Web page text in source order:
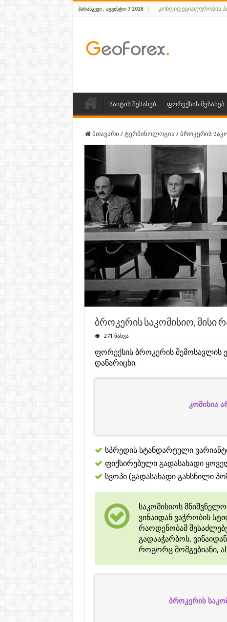
ᲞᲐᲠᲐᲡᲙᲔᲕᲘ , ᲐᲒᲕᲘᲡᲢᲝ 7 2026 კონფიდეციალურობის
საიტის შესახებ ფორექსის შესახებ
მთავარი / ტერმინოლოგია / ბროკერის
ბროკერის საკომისიო, მისი
271 ნახვა
ფორექსის ბროკერის შემოსავლის
დანარიცხი.
კომისია
სპრედის სტანდარტული
ფიქსირებული გადასახადი
სვოპი (გადასახადი გახსნილი
საკომისიოს
ვინაიდან ვაჭრობის
რაოდენობამ
გადააჭარბოს,
როგორც მომგებიანი,
ბროკერის